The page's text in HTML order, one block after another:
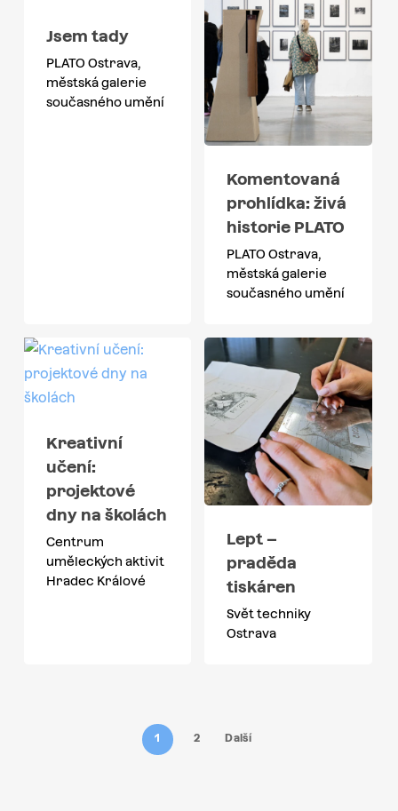
Jsem tady
PLATO Ostrava,
městská galerie
současného umění
Komentovaná
prohlídka: živá
historie PLATO
PLATO Ostrava,
městská galerie
současného umění
Kreativní
učení:
projektové
dny na školách
Centrum
uměleckých aktivit
Hradec Králové
Lept –
praděda
tiskáren
Svět techniky
Ostrava
1 2 Další